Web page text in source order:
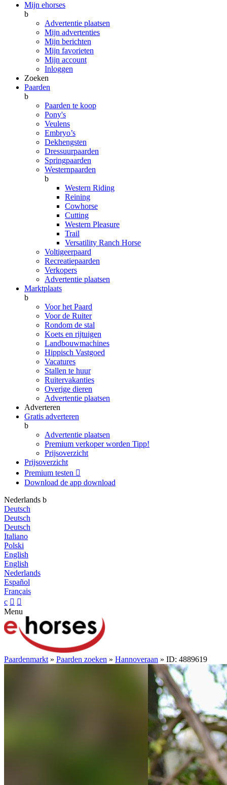
Mijn ehorses
b
Advertentie plaatsen
Mijn advertenties
Mijn berichten
Mijn favorieten
Mijn account
Inloggen
Zoeken
Paarden
b
Paarden te koop
Pony's
Veulens
Embryo’s
Dekhengsten
Dressuurpaarden
Springpaarden
Westernpaarden
b
Western Riding
Reining
Cowhorse
Cutting
Western Pleasure
Trail
Versatility Ranch Horse
Voltigeerpaard
Recreatiepaarden
Verkopers
Advertentie plaatsen
Marktplaats
b
Voor het Paard
Voor de Ruiter
Rondom de stal
Koets en rijtuigen
Landbouwmachines
Hippisch Vastgoed
Vacatures
Stallen te huur
Ruitervakanties
Overige dieren
Advertentie plaatsen
Adverteren
Gratis adverteren
b
Advertentie plaatsen
Premium verkoper worden Tipp!
Prijsoverzicht
Prijsoverzicht
Premium testen 
Download de app download
Nederlands b
Deutsch
Deutsch
Deutsch
Italiano
Polski
English
English
Nederlands
Español
Français
c  
Menu
Paardenmarkt » Paarden zoeken » Hannoveraan » ID: 4889619